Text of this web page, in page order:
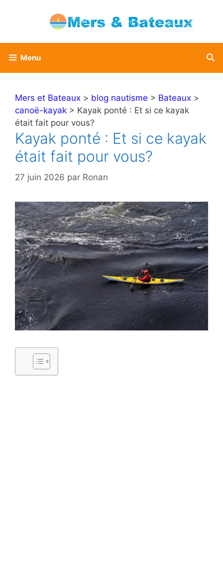
Menu
Mers et Bateaux > blog nautisme > Bateaux >
canoë-kayak > Kayak ponté : Et si ce kayak
était fait pour vous?
Kayak ponté : Et si ce kayak
était fait pour vous?
27 juin 2026 par Ronan